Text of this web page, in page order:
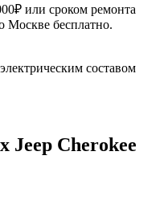
или сроком ремонта
Москве бесплатно.
составом
Jeep Cherokee